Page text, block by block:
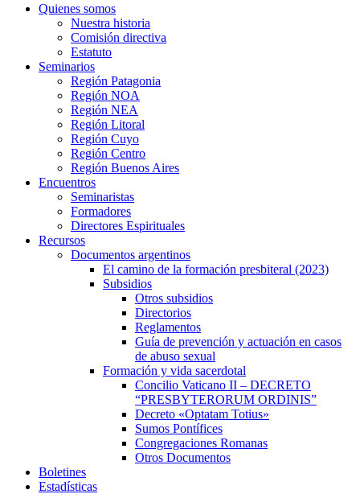
Quienes somos
Nuestra historia
Comisión directiva
Estatuto
Seminarios
Región Patagonia
Región NOA
Región NEA
Región Litoral
Región Cuyo
Región Centro
Región Buenos Aires
Encuentros
Seminaristas
Formadores
Directores Espirituales
Recursos
Documentos argentinos
El camino de la formación presbiteral (2023)
Subsidios
Otros subsidios
Directorios
Reglamentos
Guía de prevención y actuación en casos
de abuso sexual
Formación y vida sacerdotal
Concilio Vaticano II – DECRETO
“PRESBYTERORUM ORDINIS”
Decreto «Optatam Totius»
Sumos Pontífices
Congregaciones Romanas
Otros Documentos
Boletines
Estadísticas